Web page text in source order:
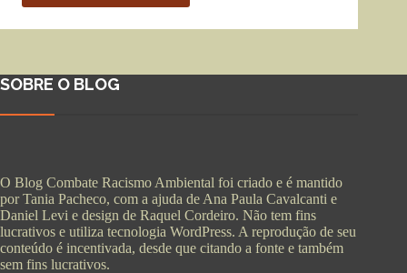
SOBRE O BLOG
O Blog Combate Racismo Ambiental foi criado e é mantido
por Tania Pacheco, com a ajuda de Ana Paula Cavalcanti e
Daniel Levi e design de Raquel Cordeiro. Não tem fins
lucrativos e utiliza tecnologia WordPress. A reprodução de seu
conteúdo é incentivada, desde que citando a fonte e também
sem fins lucrativos.